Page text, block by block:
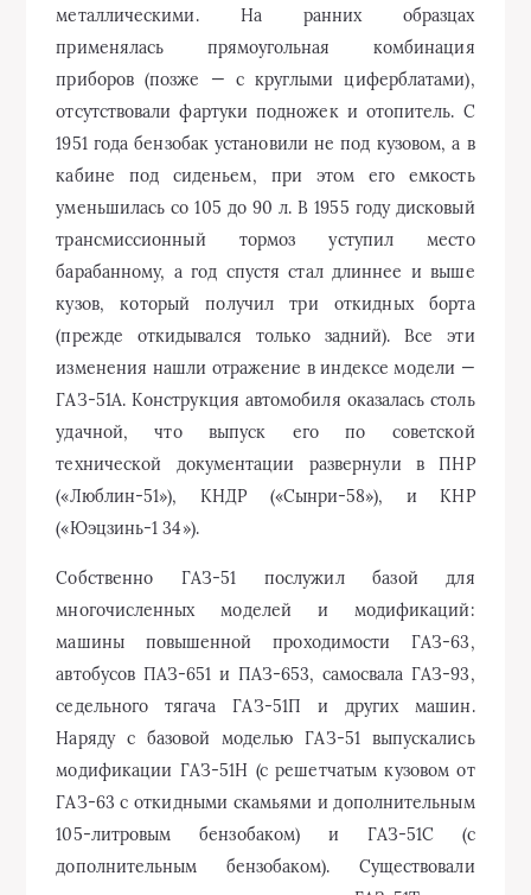
металлическими. На ранних образцах
применялась прямоугольная комбинация
приборов (позже — с круглыми циферблатами),
отсутствовали фартуки подножек и отопитель. С
1951 года бензобак установили не под кузовом, а в
кабине под сиденьем, при этом его емкость
уменьшилась со 105 до 90 л. В 1955 году дисковый
трансмиссионный тормоз уступил место
барабанному, а год спустя стал длиннее и выше
кузов, который получил три откидных борта
(прежде откидывался только задний). Все эти
изменения нашли отражение в индексе модели —
ГАЗ-51А. Конструкция автомобиля оказалась столь
удачной, что выпуск его по советской
технической документации развернули в ПНР
(«Люблин-51»), КНДР («Сынри-58»), и КНР
(«Юэцзинь-1 34»).
Собственно ГАЗ-51 послужил базой для
многочисленных моделей и модификаций:
машины повышенной проходимости ГАЗ-63,
автобусов ПАЗ-651 и ПАЗ-653, самосвала ГАЗ-93,
седельного тягача ГАЗ-51П и других машин.
Наряду с базовой моделью ГАЗ-51 выпускались
модификации ГАЗ-51Н (с решетчатым кузовом от
ГАЗ-63 с откидными скамьями и дополнительным
105-литровым бензобаком) и ГАЗ-51С (с
дополнительным бензобаком). Существовали